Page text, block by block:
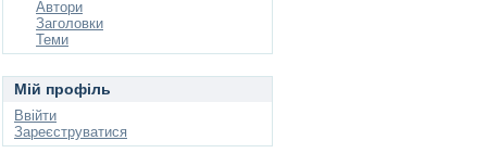
Автори
Заголовки
Теми
Мій профіль
Ввійти
Зареєструватися